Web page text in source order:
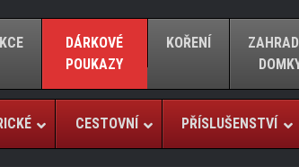
DÁRKOVÉ
POUKAZY
KOŘENÍ
CESTOVNÍ PŘÍSLUŠENSTVÍ